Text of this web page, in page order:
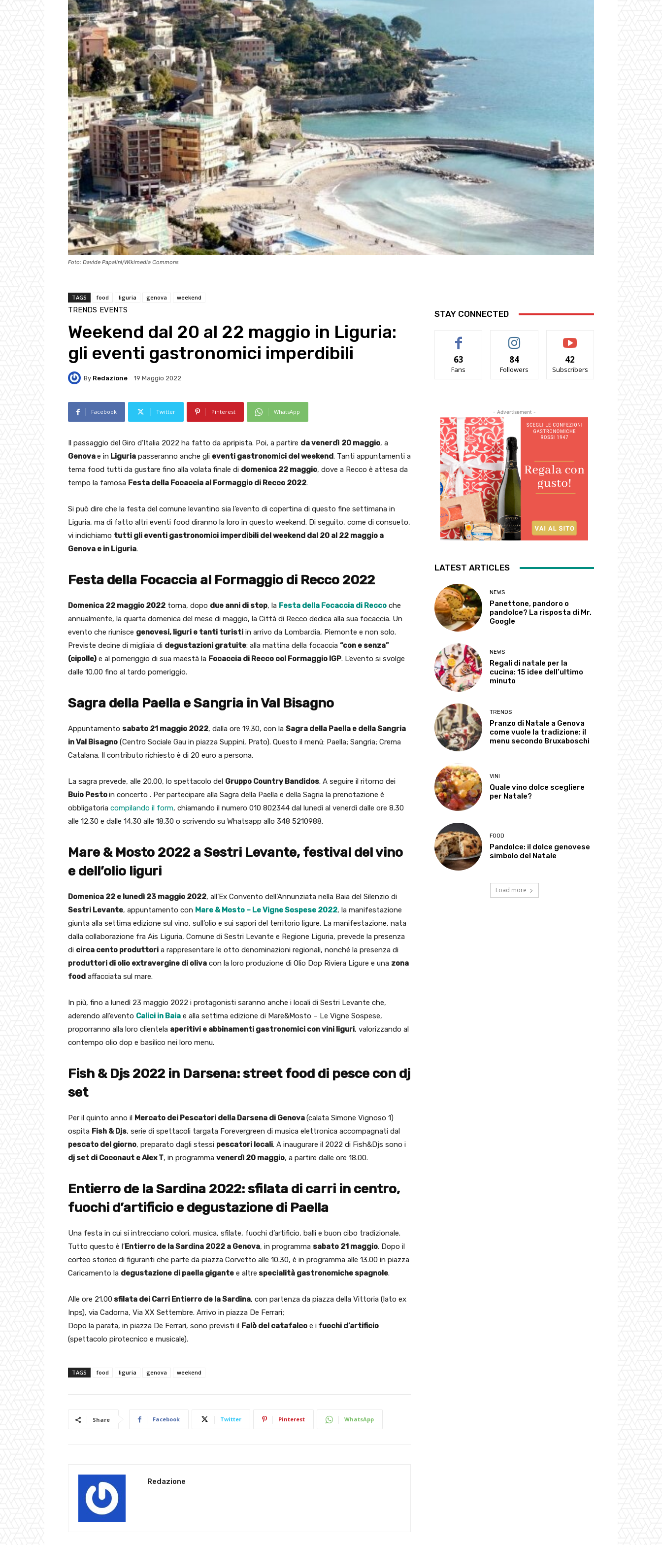
Foto: Davide Papalini/Wikimedia Commons
TAGS food liguria genova weekend
TRENDS EVENTS
Weekend dal 20 al 22 maggio in Liguria:
gli eventi gastronomici imperdibili
By Redazione 19 Maggio 2022
Facebook Twitter Pinterest WhatsApp
Il passaggio del Giro d’Italia 2022 ha fatto da apripista. Poi, a partire da venerdì 20 maggio, a
Genovae in Liguria passeranno anche gli eventi gastronomici del weekend. Tanti appuntamenti a
tema food tutti da gustare fino alla volata finale di domenica 22 maggio, dove a Recco è attesa da
tempo la famosa Festa della Focaccia al Formaggio di Recco 2022.
Si può dire che la festa del comune levantino sia l’evento di copertina di questo fine settimana in
Liguria, ma di fatto altri eventi food diranno la loro in questo weekend. Di seguito, come di consueto,
vi indichiamo tutti gli eventi gastronomici imperdibili del weekend dal 20 al 22 maggio a
Genova e in Liguria.
Festa della Focaccia al Formaggio di Recco 2022
Domenica 22 maggio 2022 torna, dopo due anni di stop, la Festa della Focaccia di Recco che
annualmente, la quarta domenica del mese di maggio, la Città di Recco dedica alla sua focaccia. Un
evento che riunisce genovesi, liguri e tanti turisti in arrivo da Lombardia, Piemonte e non solo.
Previste decine di migliaia di degustazioni gratuite: alla mattina della focaccia “con e senza”
(cipolle) e al pomeriggio di sua maestà la Focaccia di Recco col Formaggio IGP. L’evento si svolge
dalle 10.00 fino al tardo pomeriggio.
Sagra della Paella e Sangria in Val Bisagno
Appuntamento sabato 21 maggio 2022, dalla ore 19.30, con la Sagra della Paella e della Sangria
in Val Bisagno (Centro Sociale Gau in piazza Suppini, Prato). Questo il menù: Paella; Sangria; Crema
Catalana. Il contributo richiesto è di 20 euro a persona.
La sagra prevede, alle 20.00, lo spettacolo del Gruppo Country Bandidos. A seguire il ritorno dei
Buio Pestoin concerto . Per partecipare alla Sagra della Paella e della Sagria la prenotazione è
obbligatoria compilando il form, chiamando il numero 010 802344 dal lunedì al venerdì dalle ore 8.30
alle 12.30 e dalle 14.30 alle 18.30 o scrivendo su Whatsapp allo 348 5210988.
Mare & Mosto 2022 a Sestri Levante, festival del vino
e dell’olio liguri
Domenica 22 e lunedì 23 maggio 2022, all’Ex Convento dell’Annunziata nella Baia del Silenzio di
Sestri Levante, appuntamento con Mare & Mosto – Le Vigne Sospese 2022, la manifestazione
giunta alla settima edizione sul vino, sull’olio e sui sapori del territorio ligure. La manifestazione, nata
dalla collaborazione fra Ais Liguria, Comune di Sestri Levante e Regione Liguria, prevede la presenza
di circa cento produttori a rappresentare le otto denominazioni regionali, nonché la presenza di
produttori di olio extravergine di oliva con la loro produzione di Olio Dop Riviera Ligure e una zona
food affacciata sul mare.
In più, fino a lunedì 23 maggio 2022 i protagonisti saranno anche i locali di Sestri Levante che,
aderendo all’evento Calici in Baia e alla settima edizione di Mare&Mosto – Le Vigne Sospese,
proporranno alla loro clientela aperitivi e abbinamenti gastronomici con vini liguri, valorizzando al
contempo olio dop e basilico nei loro menu.
Fish & Djs 2022 in Darsena: street food di pesce con dj
set
Per il quinto anno il Mercato dei Pescatori della Darsena di Genova(calata Simone Vignoso 1)
ospita Fish & Djs, serie di spettacoli targata Forevergreen di musica elettronica accompagnati dal
pescato del giorno, preparato dagli stessi pescatori locali. A inaugurare il 2022 di Fish&Djs sono i
dj set di Coconaut e Alex T, in programma venerdì 20 maggio, a partire dalle ore 18.00.
Entierro de la Sardina 2022: sfilata di carri in centro,
fuochi d’artificio e degustazione di Paella
Una festa in cui si intrecciano colori, musica, sfilate, fuochi d’artificio, balli e buon cibo tradizionale.
Tutto questo è l’Entierro de la Sardina 2022 a Genova, in programma sabato 21 maggio. Dopo il
corteo storico di figuranti che parte da piazza Corvetto alle 10.30, è in programma alle 13.00 in piazza
Caricamento la degustazione di paella gigante e altre specialità gastronomiche spagnole.
Alle ore 21.00 sfilata dei Carri Entierro de la Sardina, con partenza da piazza della Vittoria (lato ex
Inps), via Cadorna, Via XX Settembre. Arrivo in piazza De Ferrari;
Dopo la parata, in piazza De Ferrari, sono previsti il Falò del catafalco e i fuochi d’artificio
(spettacolo pirotecnico e musicale).
TAGS food liguria genova weekend
Share Facebook Twitter Pinterest WhatsApp
Redazione
STAY CONNECTED
63
Fans
84
Followers
42
Subscribers
- Advertisement -
LATEST ARTICLES
NEWS
Panettone, pandoro o
pandolce? La risposta di Mr.
Google
NEWS
Regali di natale per la
cucina: 15 idee dell’ultimo
minuto
TRENDS
Pranzo di Natale a Genova
come vuole la tradizione: il
menu secondo Bruxaboschi
VINI
Quale vino dolce scegliere
per Natale?
FOOD
Pandolce: il dolce genovese
simbolo del Natale
Load more